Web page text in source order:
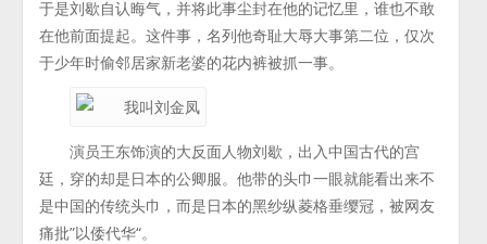
于是刘歇自认晦气，并将此事尘封在他的记忆里，谁也不敢
在他前面提起。这件事，名列他奇耻大辱大事第二位，仅次
于少年时偷邻居家新老婆的花内裤被抓一事。
演员王东饰演的大反面人物刘歇，出入中国古代的宫
廷，穿的却是日本的公卿服。他带的头巾一眼就能看出来不
是中国的传统头巾，而是日本的黑纱纵菱格垂缨冠，被网友
痛批”以倭代华“。